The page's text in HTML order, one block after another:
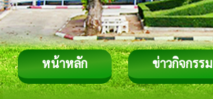
หน้าหลัก ข่าวกิจกรรม